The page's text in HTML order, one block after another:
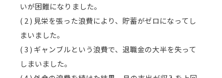
いが困難になりました。
( 2 ) 見栄を張った浪費により、貯蓄がゼロになってし
まいました。
( 3 ) ギャンブルという浪費で、退職金の大半を失って
しまいました。